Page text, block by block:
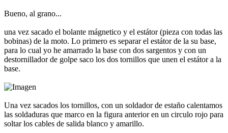
Bueno, al grano...
una vez sacado el bolante mágnetico y el estátor (pieza con todas las
bobinas) de la moto. Lo primero es separar el estátor de la su base,
para lo cual yo he amarrado la base con dos sargentos y con un
destornillador de golpe saco los dos tornillos que unen el estátor a la
base.
Una vez sacados los tornillos, con un soldador de estaño calentamos
las soldaduras que marco en la figura anterior en un circulo rojo para
soltar los cables de salida blanco y amarillo.